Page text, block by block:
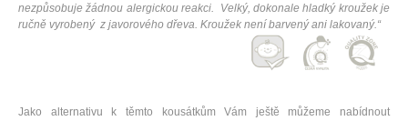
nezpůsobuje žádnou alergickou reakci. Velký, dokonale hladký kroužek je
ručně vyrobený z javorového dřeva. Kroužek není barvený ani lakovaný.“
Jako alternativu k těmto kousátkům Vám ještě můžeme nabídnout